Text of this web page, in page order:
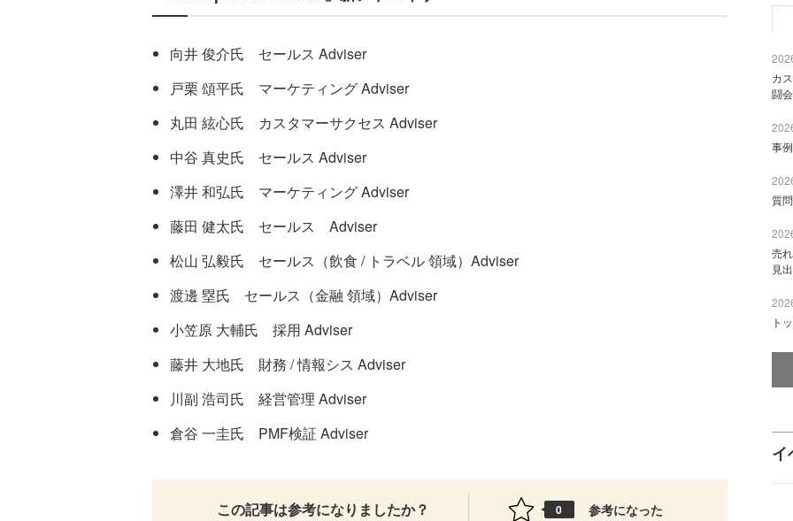
向井 俊介氏 セールス Adviser
戸栗 頌平氏 マーケティング Adviser
丸田 絃心氏 カスタマーサクセス Adviser
中谷 真史氏 セールス Adviser
澤井 和弘氏 マーケティング Adviser
藤田 健太氏 セールス Adviser
松山 弘毅氏 セールス（飲食 / トラベル 領域）Adviser
渡邊 塁氏 セールス（金融 領域）Adviser
小笠原 大輔氏 採用 Adviser
藤井 大地氏 財務 / 情報シス Adviser
川副 浩司氏 経営管理 Adviser
倉谷 一圭氏 PMF検証 Adviser
この記事は参考になりましたか？ 0 参考になった
カ
闘
事
質
売
見
ト
イ